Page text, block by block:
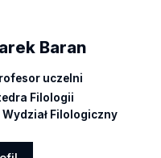
Baran
uczelni
Filologii
Wydział Filologiczny